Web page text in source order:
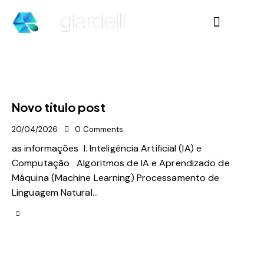
Novo título post
20/04/2026 0 Comments
as informações I. Inteligência Artificial (IA) e
Computação Algoritmos de IA e Aprendizado de
Máquina (Machine Learning) Processamento de
Linguagem Natural…